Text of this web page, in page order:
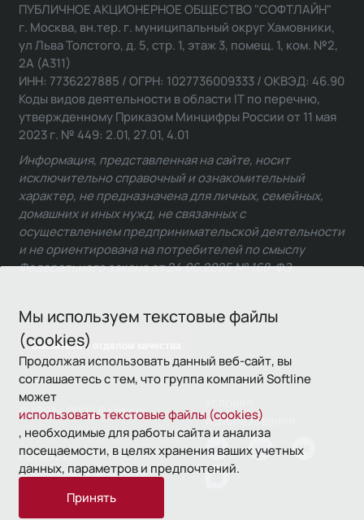
Мы используем текстовые файлы
(cookies)
Продолжая использовать данный веб-сайт, вы
соглашаетесь с тем, что группа компаний Softline
может
использовать текстовые файлы (cookies)
, необходимые для работы сайта и анализа
посещаемости, в целях хранения ваших учетных
данных, параметров и предпочтений.
Принять
Связаться с отделом качества
ПУБЛИЧНОЕ АКЦИОНЕРНОЕ ОБЩЕСТВО "СОФТЛАЙН"
г. Москва, вн.тер. г. муниципальный округ Хамовники,
ул Льва Толстого, д. 5, стр. 1, этаж 3, помещ. 1, ком. №2,
2А (А311)
ИНН: 7736227885 / ОГРН: 1027736009333 / ОКВЭД: 46.90
Коды видов деятельности в области IT по перечню,
утвержденному Приказом Минцифры России от 11 мая
2023 г. № 449: 2.01, 27.01, 4.01
Информация, представленная на сайте, носит
исключительно справочный и ознакомительный
характер, не предназначена для личных, семейных,
домашних и иных нужд, не связанных с
осуществлением предпринимательской деятельности
и не ориентирована на потребителей по смыслу
Федерального закона от 24.06.2025 № 168-ФЗ.
© 1993—2026 Softline
использования
Политика
конфиденциальности